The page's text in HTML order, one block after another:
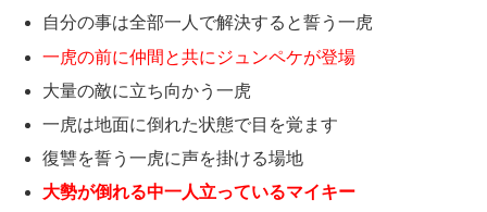
自分の事は全部一人で解決すると誓う一虎
一虎の前に仲間と共にジュンペケが登場
大量の敵に立ち向かう一虎
一虎は地面に倒れた状態で目を覚ます
復讐を誓う一虎に声を掛ける場地
大勢が倒れる中一人立っているマイキー